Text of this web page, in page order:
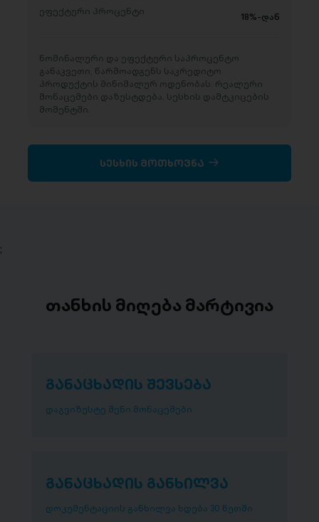
ეფექტური პროცენტი
18%-დან
ნომინალური და ეფექტური საპროცენტო
განაკვეთი, წარმოადგენს საკრედიტო
პროდუქტის მინიმალურ ოდენობას. რეალური
მონაცემები დაზუსტდება, სესხის დამტკიცების
მომენტში.
სესხის მოთხოვნა
;
თანხის მიღება მარტივია
განაცხადის შევსება
დაგვიზუსტე შენი მონაცემები
განაცხადის განხილვა
დოკუმენტაციის განხილვა ხდება 30 წუთში